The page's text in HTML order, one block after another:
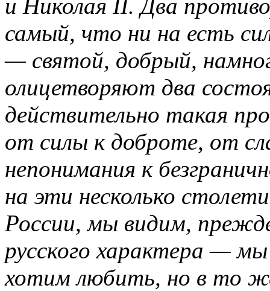
и Николая II. Два
самый, что ни на есть
— святой, добрый,
олицетворяют два
действительно такая
от силы к доброте, от
непонимания к
на эти несколько
России, мы видим,
русского характера —
хотим любить, но в то